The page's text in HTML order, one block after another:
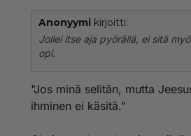
Anonyymi kirjoitti:
Jollei itse aja pyörällä, ei sitä
opi.
"Jos minä selitän, mutta
ihminen ei käsitä."